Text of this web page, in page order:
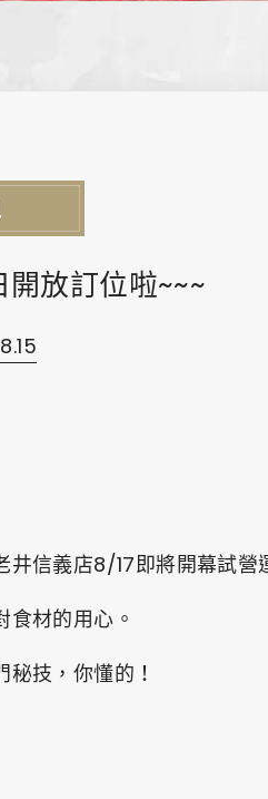
開放訂位啦~~~
信義店8/17即將開幕試營
材的用心。
技，你懂的！